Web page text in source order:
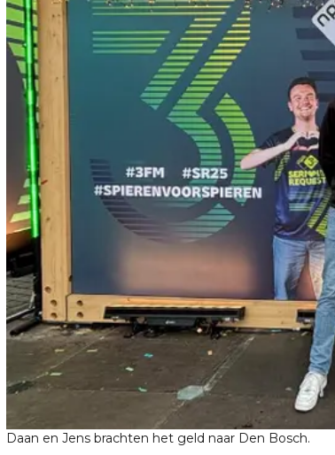
Daan en Jens brachten het geld naar Den Bosch.